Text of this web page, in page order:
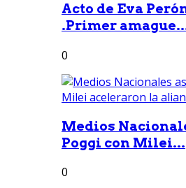
Acto de Eva
.Primer
0
Medios
Poggi con Milei...
0